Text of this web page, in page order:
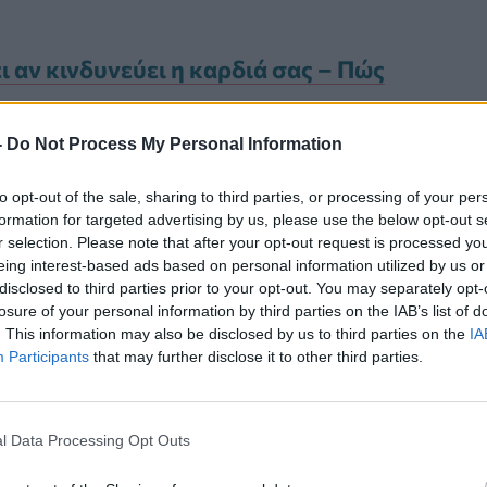
Do Not Process My Personal Information
opt-out of the sale, sharing to third parties, or processing of your
for targeted advertising by us, please use the below opt-out
selection. Please note that after your opt-out request is processed
interest-based ads based on personal information utilized by us
to third parties prior to your opt-out. You may separately
of your personal information by third parties on the IAB’s list of
This information may also be disclosed by us to third parties on the
Participants that may further disclose it to other third parties.
Data Processing Opt Outs
αν κινδυνεύει η καρδιά σας – Πώς
Και όμως υπάρχει…
παθολογική οντότητα στις αρχές
και αρχικά έγινε γνωστό σαν
σχήματος της πάσχουσαςκαρδιάς
το ψάρεμα χταποδιών.